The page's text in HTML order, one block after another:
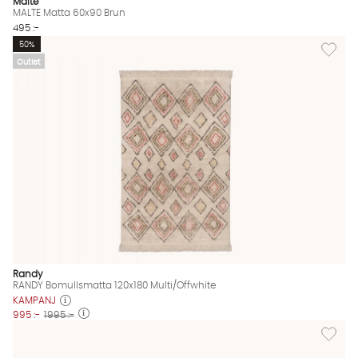
MALTE Matta 60x90 Brun
495 :-
Outlet
Lägg
50%
Randy
RANDY Bomullsmatta 120x180 Multi/Offwhite
KAMPANJ
995 :- 1995 :-
Lägg